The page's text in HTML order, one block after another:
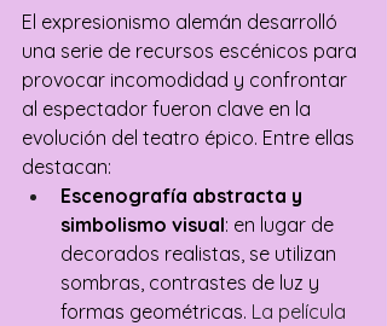
El expresionismo alemán desarrolló
una serie de recursos escénicos para
provocar incomodidad y confrontar
al espectador fueron clave en la
evolución del teatro épico. Entre ellas
destacan:
Escenografía abstracta y
simbolismo visual: en lugar de
decorados realistas, se utilizan
sombras, contrastes de luz y
formas geométricas. La película